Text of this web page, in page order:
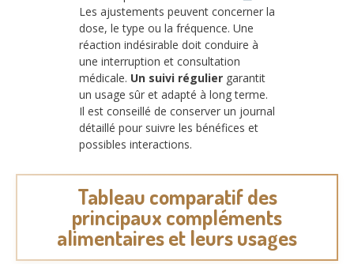
Les ajustements peuvent concerner la
dose, le type ou la fréquence. Une
réaction indésirable doit conduire à
une interruption et consultation
médicale. Un suivi régulier garantit
un usage sûr et adapté à long terme.
Il est conseillé de conserver un journal
détaillé pour suivre les bénéfices et
possibles interactions.
Tableau comparatif des
principaux compléments
alimentaires et leurs usages